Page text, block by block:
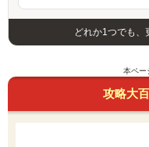
どれか1つでも、
本ペー
攻略大